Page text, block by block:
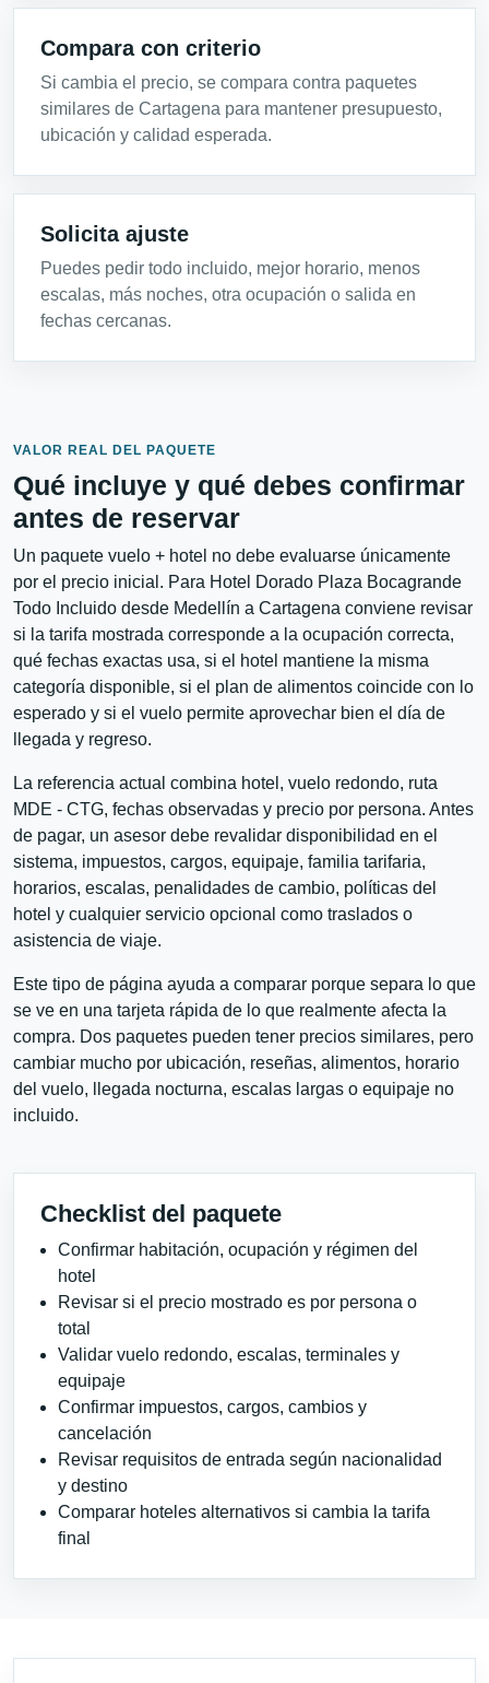
Compara con criterio
Si cambia el precio, se compara contra paquetes
similares de Cartagena para mantener presupuesto,
ubicación y calidad esperada.
Solicita ajuste
Puedes pedir todo incluido, mejor horario, menos
escalas, más noches, otra ocupación o salida en
fechas cercanas.
VALOR REAL DEL PAQUETE
Qué incluye y qué debes confirmar
antes de reservar
Un paquete vuelo + hotel no debe evaluarse únicamente
por el precio inicial. Para Hotel Dorado Plaza Bocagrande
Todo Incluido desde Medellín a Cartagena conviene revisar
si la tarifa mostrada corresponde a la ocupación correcta,
qué fechas exactas usa, si el hotel mantiene la misma
categoría disponible, si el plan de alimentos coincide con lo
esperado y si el vuelo permite aprovechar bien el día de
llegada y regreso.
La referencia actual combina hotel, vuelo redondo, ruta
MDE - CTG, fechas observadas y precio por persona. Antes
de pagar, un asesor debe revalidar disponibilidad en el
sistema, impuestos, cargos, equipaje, familia tarifaria,
horarios, escalas, penalidades de cambio, políticas del
hotel y cualquier servicio opcional como traslados o
asistencia de viaje.
Este tipo de página ayuda a comparar porque separa lo que
se ve en una tarjeta rápida de lo que realmente afecta la
compra. Dos paquetes pueden tener precios similares, pero
cambiar mucho por ubicación, reseñas, alimentos, horario
del vuelo, llegada nocturna, escalas largas o equipaje no
incluido.
Checklist del paquete
Confirmar habitación, ocupación y régimen del
hotel
Revisar si el precio mostrado es por persona o
total
Validar vuelo redondo, escalas, terminales y
equipaje
Confirmar impuestos, cargos, cambios y
cancelación
Revisar requisitos de entrada según nacionalidad
y destino
Comparar hoteles alternativos si cambia la tarifa
final